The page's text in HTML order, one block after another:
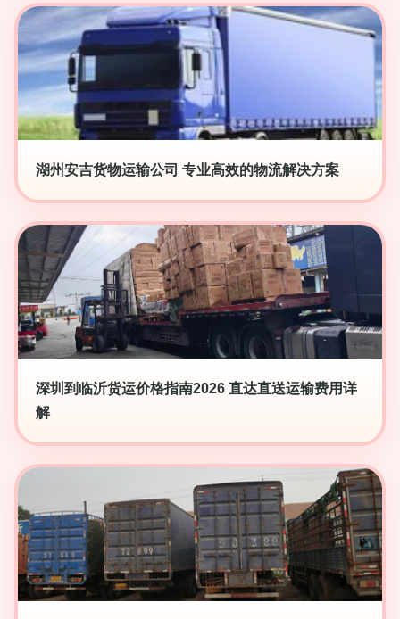
湖州安吉货物运输公司 专业高效的物流解决方案
深圳到临沂货运价格指南2026 直达直送运输费用详
解